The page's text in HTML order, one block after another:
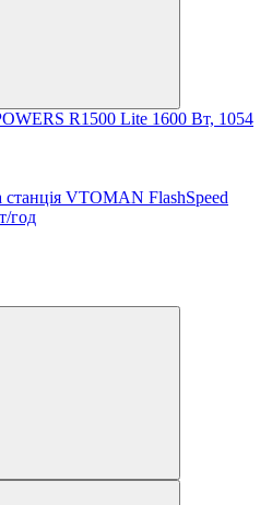
R1500 Lite 1600 Вт, 1054